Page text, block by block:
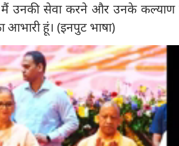
मैं उनकी सेवा करने और उनके
आभारी हूं। (इनपुट भाषा)